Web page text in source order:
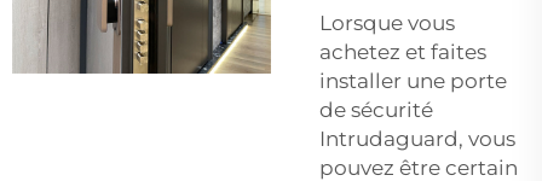
Lorsque vous
achetez et faites
installer une porte
de sécurité
Intrudaguard, vous
pouvez être certain